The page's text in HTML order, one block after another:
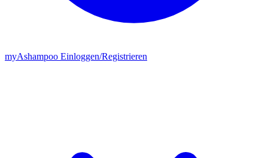
myAshampoo Einloggen/Registrieren